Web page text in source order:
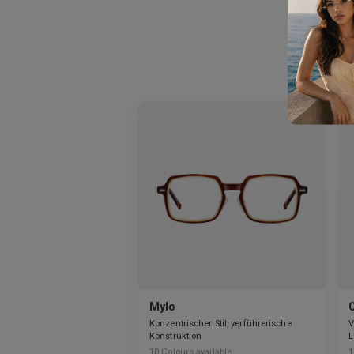
Mylo
Konzentrischer Stil, verführerische
Konstruktion